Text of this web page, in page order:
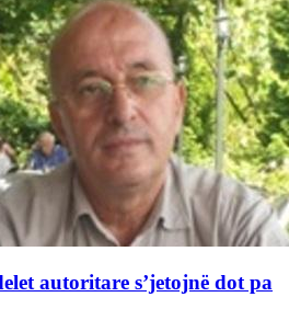
autoritare s’jetojnë dot pa